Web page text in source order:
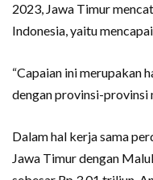
2023, Jawa Timur
Indonesia, yaitu
“Capaian ini merupakan
dengan provinsi-provinsi
Dalam hal kerja sama
Jawa Timur dengan